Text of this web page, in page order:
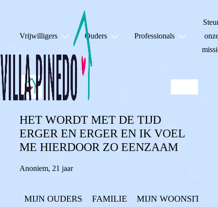
Vrijwilligers Ouders Professionals
HET WORDT MET DE TIJD
ERGER EN ERGER EN IK VOEL
ME HIERDOOR ZO EENZAAM
Anoniem, 21 jaar
MIJN OUDERS FAMILIE MIJN